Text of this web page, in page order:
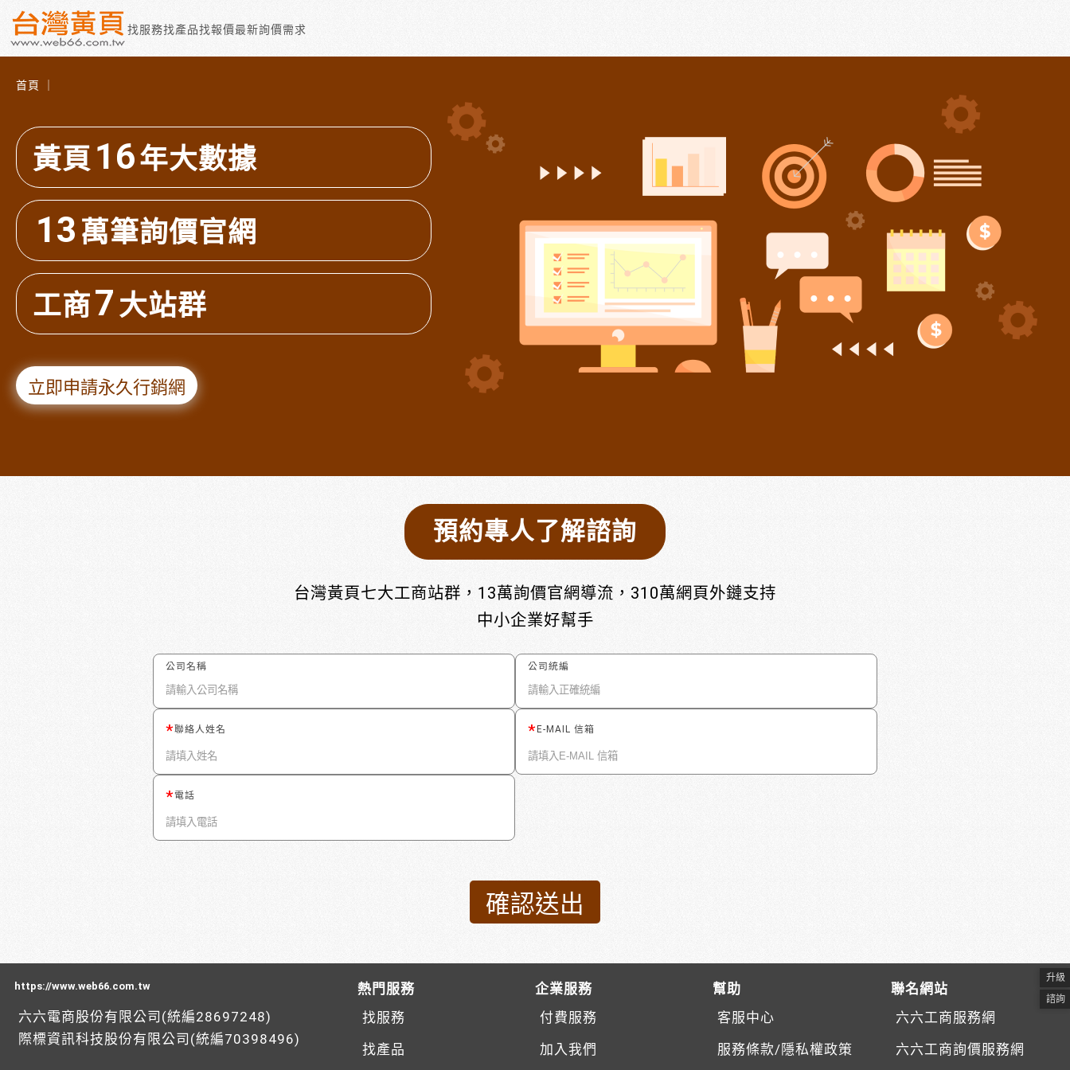
找服務找產品找報價最新詢價需求
首頁 ｜
黃頁 16年大數據
13 萬筆詢價官網
工商7大站群
立即申請永久行銷網
預約專人了解諮詢
台灣黃頁七大工商站群，13萬詢價官網導流，310萬網頁外鏈支持
中小企業好幫手
公司名稱 公司統編
聯絡人姓名 E-MAIL 信箱
電話
https://www.web66.com.tw
六六電商股份有限公司(統編28697248)
際標資訊科技股份有限公司(統編70398496)
熱門服務
找服務
找產品
企業服務
付費服務
加入我們
幫助
客服中心
服務條款/隱私權政策
聯名網站
六六工商服務網
六六工商詢價服務網
升級
諮詢